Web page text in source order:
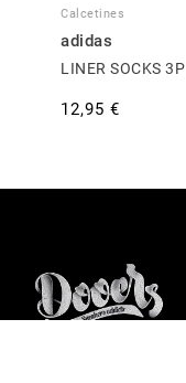
Calcetines
adidas
LINER SOCKS 3P
12,95 €